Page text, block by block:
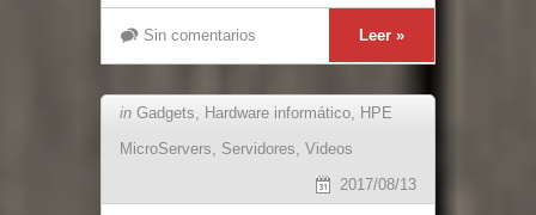
Sin comentarios Leer »
in Gadgets Hardware informático
HPE
MicroServers
Servidores Videos
2017/08/13